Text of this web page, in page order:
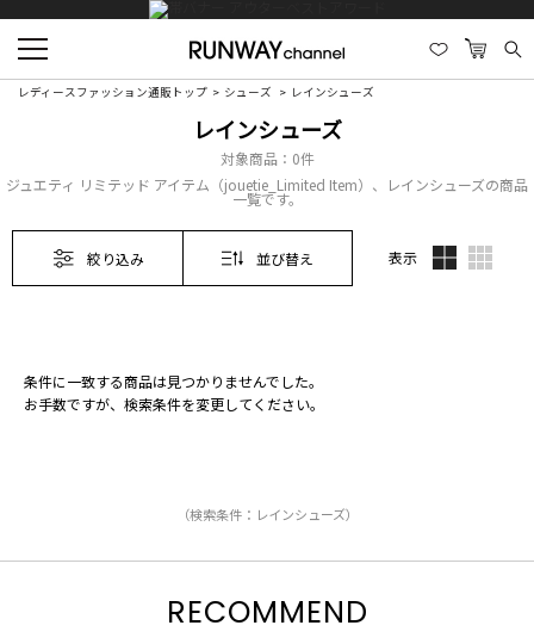
レディースファッション通販トップ シューズ レインシューズ
レインシューズ
対象商品： 0件
ジュエティ リミテッド アイテム（jouetie_Limited Item）、レインシューズの商品
一覧です。
絞り込み 並び替え 表示
条件に一致する商品は見つかりませんでした。
お手数ですが、検索条件を変更してください。
（検索条件：レインシューズ）
RECOMMEND